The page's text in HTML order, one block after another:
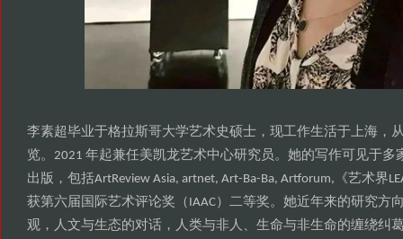
李素超毕业于格拉斯哥大学艺术史硕士， 现工作生活于上海，
览。2021 年起兼任美凯龙艺术中心研究员。 她的写作可见于多
出版 ， 包括ArtReview Asia, artnet, Art-Ba-Ba, Artforum,《艺术界
获第六届国际艺术评论奖 （IAAC） 二等奖。 她近年来的研究方
观， 人文与生态的对话， 人类与非人 、 生命与非生命的缠绕纠